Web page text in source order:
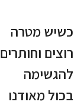
כשיש מטרה
רוצים וחותרים
להגשימה
בכול מאודנו